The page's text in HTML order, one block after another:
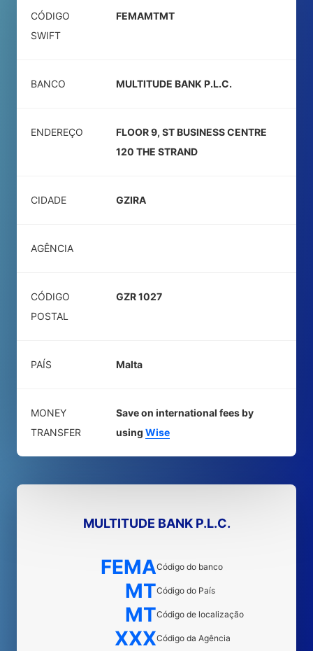
CÓDIGO
SWIFT
FEMAMTMT
BANCO MULTITUDE BANK P.L.C.
ENDEREÇO
FLOOR 9, ST BUSINESS CENTRE
120 THE STRAND
CIDADE GZIRA
AGÊNCIA
CÓDIGO
POSTAL
GZR 1027
PAÍS Malta
MONEY
TRANSFER
Save on international fees by
using Wise
MULTITUDE BANK P.L.C.
FEMACódigo do banco
MTCódigo do País
MTCódigo de localização
XXXCódigo da Agência